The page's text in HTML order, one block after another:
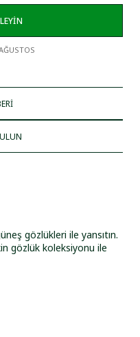
gözlükleri ile yansıtın.
gözlük koleksiyonu ile